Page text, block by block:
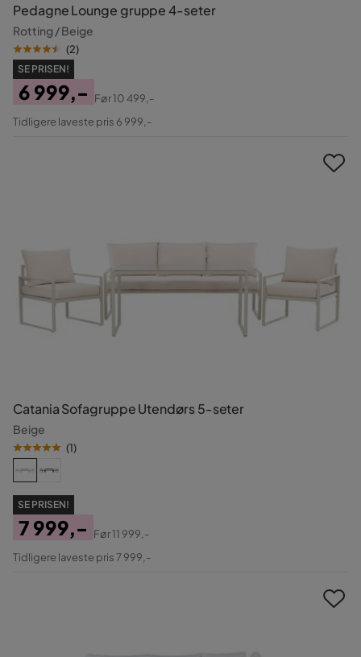
Pedagne Lounge gruppe 4-seter
Rotting / Beige
(2)
SE PRISEN!
Pris
6 999,-
Original
Før10 499,-
Tidligere laveste pris 6 999,-
Catania Sofagruppe Utendørs 5-seter
Beige
(1)
SE PRISEN!
Pris
7 999,-
Original
Før11 999,-
Tidligere laveste pris 7 999,-